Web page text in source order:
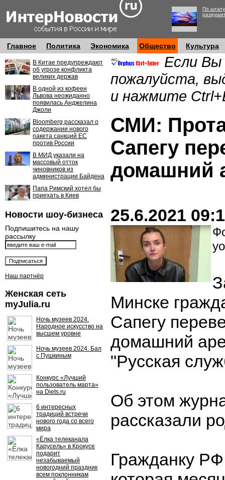
По
Главное Политика Экономика Общество Культура
В Китае предупреждают
об угрозе конфликта
великих держав
В одной из кофеен
Львова неожиданно
появилась Анджелина
Джоли
Bloomberg рассказал о
содержании нового
пакета санкций ЕС
против России
В МИД указали на
массовый отток
чиновников из
администрации Байдена
Папа Римский хотел бы
приехать в Киев
Новости шоу-бизнеса
Подпишитесь на нашу
рассылку
Наш партнёр
Женская сеть
myJulia.ru
Ночь музеев 2024.
Народное искусство на
высшем уровне
Ночь музеев 2024. Бал
с Пушкиным
Конкурс «Лучший
пользователь марта»
на Diets.ru
6 интересных
традиций встречи
нового года со всего
мира
«Ёлка телеканала
Карусель» в Крокусе
подарит
незабываемый
новогодний праздник
всем поклонникам
Если Вы
пожалуйста,
и нажмите
СМИ:
Сапегу
домашний
25.6.2021
Минске
Сапегу
домашний
"Русская
Об этом
рассказали
Гражданку